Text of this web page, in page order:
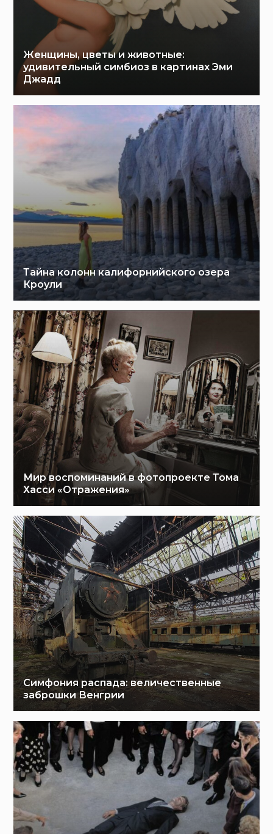
Женщины, цветы и животные:
удивительный симбиоз в картинах Эми
Джадд
Тайна колонн калифорнийского озера
Кроули
Мир воспоминаний в фотопроекте Тома
Хасси «Отражения»
Симфония распада: величественные
заброшки Венгрии